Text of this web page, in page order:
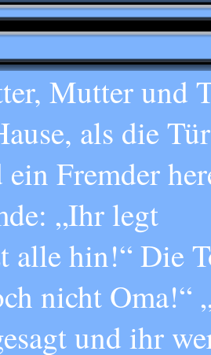
Mutter und
als die
Fremder
„Ihr legt
alle hin!“ Die
nicht Oma!“
und ihr